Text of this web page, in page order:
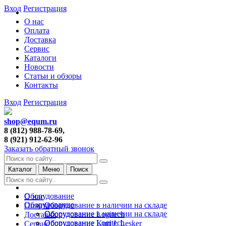
О нас
Оплата
Доставка
Сервис
Каталоги
Новости
Статьи и обзоры
Контакты
Вход Регистрация
Вход Регистрация
shop@equm.ru
8 (812) 988-78-69,
8 (921) 912-62-96
Заказать обратный звонок
Каталог Меню Поиск
О нас
Оплата
Доставка
Сервис
Оборудование
Оборудование в наличии на складе
Оборудование Logitech
Оборудование Kurt J. Lesker
Оборудование
Оборудование в наличии на складе
Оборудование Logitech